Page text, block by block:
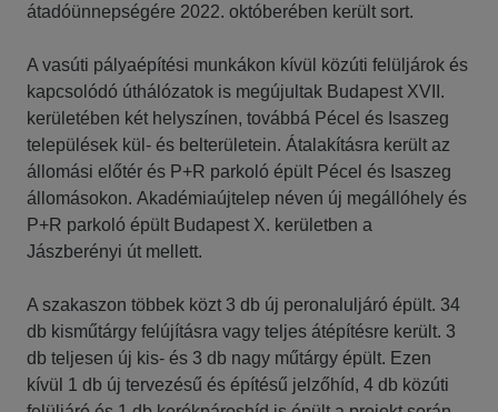
átadóünnepségére 2022. októberében került sort.
A vasúti pályaépítési munkákon kívül közúti felüljárok és
kapcsolódó úthálózatok is megújultak Budapest XVII.
kerületében két helyszínen, továbbá Pécel és Isaszeg
települések kül- és belterületein. Átalakításra került az
állomási előtér és P+R parkoló épült Pécel és Isaszeg
állomásokon. Akadémiaújtelep néven új megállóhely és
P+R parkoló épült Budapest X. kerületben a
Jászberényi út mellett.
A szakaszon többek közt 3 db új peronaluljáró épült. 34
db kisműtárgy felújításra vagy teljes átépítésre került. 3
db teljesen új kis- és 3 db nagy műtárgy épült. Ezen
kívül 1 db új tervezésű és építésű jelzőhíd, 4 db közúti